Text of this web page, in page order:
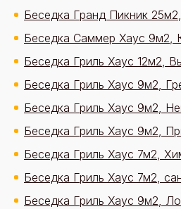
Беседка Гранд Пикник
Беседка Саммер Хаус 9м2,
Беседка Гриль Хаус 12м2,
Беседка Гриль Хаус 9м2,
Беседка Гриль Хаус 9м2,
Беседка Гриль Хаус 9м2,
Беседка Гриль Хаус 7м2,
Беседка Гриль Хаус 7м2,
Беседка Гриль Хаус 9м2,